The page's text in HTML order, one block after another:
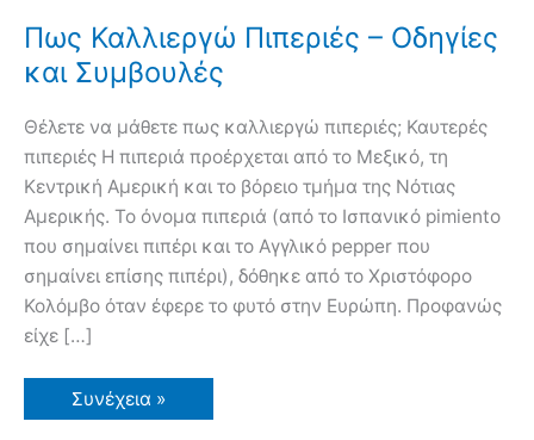
Πως Καλλιεργώ Πιπεριές – Οδηγίες
και Συμβουλές
Θέλετε να μάθετε πως καλλιεργώ πιπεριές; Καυτερές
πιπεριές Η πιπεριά προέρχεται από το Μεξικό, τη
Κεντρική Αμερική και το βόρειο τμήμα της Νότιας
Αμερικής. Το όνομα πιπεριά (από το Ισπανικό pimiento
που σημαίνει πιπέρι και το Αγγλικό pepper που
σημαίνει επίσης πιπέρι), δόθηκε από το Χριστόφορο
Κολόμβο όταν έφερε το φυτό στην Ευρώπη. Προφανώς
είχε […]
Πως
Καλλιεργώ
Συνέχεια »